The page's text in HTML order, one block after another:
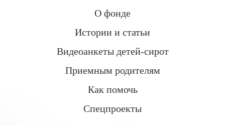
О фонде
Истории и статьи
Видеоанкеты детей-сирот
Приемным родителям
Как помочь
Спецпроекты